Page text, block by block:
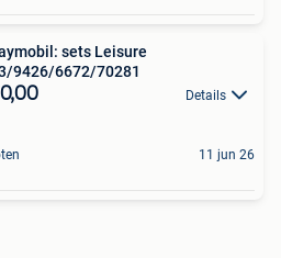
sets Leisure
9426/6672/70281
Details
11 jun 26